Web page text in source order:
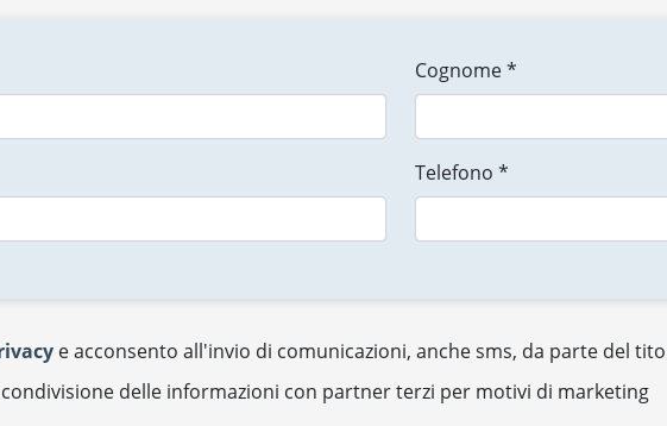
Cognome *
Telefono *
e acconsento all'invio di comunicazioni, anche sms, da parte del
delle informazioni con partner terzi per motivi di marketing